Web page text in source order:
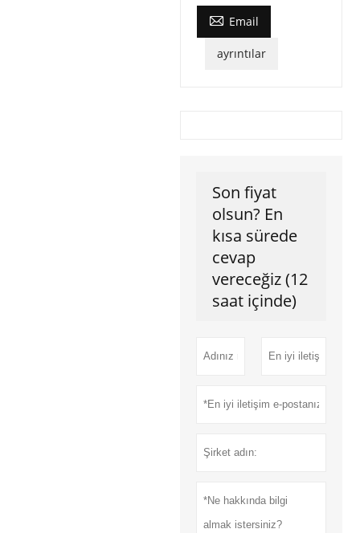
 Email
ayrıntılar
Son fiyat
olsun? En
kısa sürede
cevap
vereceğiz (12
saat içinde)